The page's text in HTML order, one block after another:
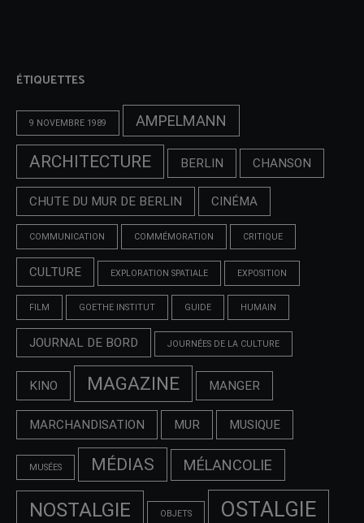
ÉTIQUETTES
9 NOVEMBRE 1989 AMPELMANN
ARCHITECTURE BERLIN CHANSON
CHUTE DU MUR DE BERLIN CINÉMA
COMMUNICATION COMMÉMORATION CRITIQUE
CULTURE EXPLORATION SPATIALE EXPOSITION
FILM GOETHE INSTITUT GUIDE HUMAIN
JOURNAL DE BORD JOURNÉES DE LA CULTURE
KINO MAGAZINE MANGER
MARCHANDISATION MUR MUSIQUE
MUSÉES MÉDIAS MÉLANCOLIE
NOSTALGIE OBJETS OSTALGIE